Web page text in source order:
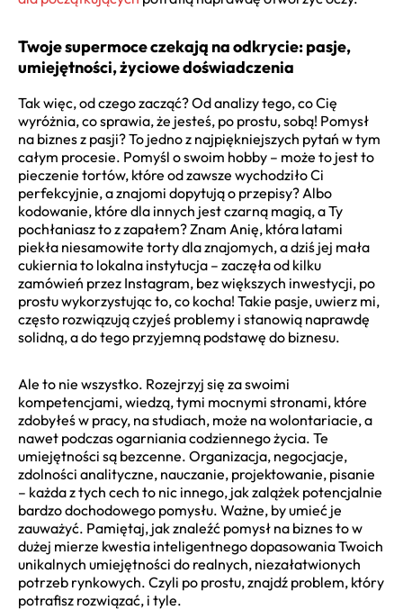
Twoje supermoce czekają na odkrycie: pasje,
umiejętności, życiowe doświadczenia
Tak więc, od czego zacząć? Od analizy tego, co Cię
wyróżnia, co sprawia, że jesteś, po prostu, sobą! Pomysł
na biznes z pasji? To jedno z najpiękniejszych pytań w tym
całym procesie. Pomyśl o swoim hobby – może to jest to
pieczenie tortów, które od zawsze wychodziło Ci
perfekcyjnie, a znajomi dopytują o przepisy? Albo
kodowanie, które dla innych jest czarną magią, a Ty
pochłaniasz to z zapałem? Znam Anię, która latami
piekła niesamowite torty dla znajomych, a dziś jej mała
cukiernia to lokalna instytucja – zaczęła od kilku
zamówień przez Instagram, bez większych inwestycji, po
prostu wykorzystując to, co kocha! Takie pasje, uwierz mi,
często rozwiązują czyjeś problemy i stanowią naprawdę
solidną, a do tego przyjemną podstawę do biznesu.
Ale to nie wszystko. Rozejrzyj się za swoimi
kompetencjami, wiedzą, tymi mocnymi stronami, które
zdobyłeś w pracy, na studiach, może na wolontariacie, a
nawet podczas ogarniania codziennego życia. Te
umiejętności są bezcenne. Organizacja, negocjacje,
zdolności analityczne, nauczanie, projektowanie, pisanie
– każda z tych cech to nic innego, jak zalążek potencjalnie
bardzo dochodowego pomysłu. Ważne, by umieć je
zauważyć. Pamiętaj, jak znaleźć pomysł na biznes to w
dużej mierze kwestia inteligentnego dopasowania Twoich
unikalnych umiejętności do realnych, niezałatwionych
potrzeb rynkowych. Czyli po prostu, znajdź problem, który
potrafisz rozwiązać, i tyle.